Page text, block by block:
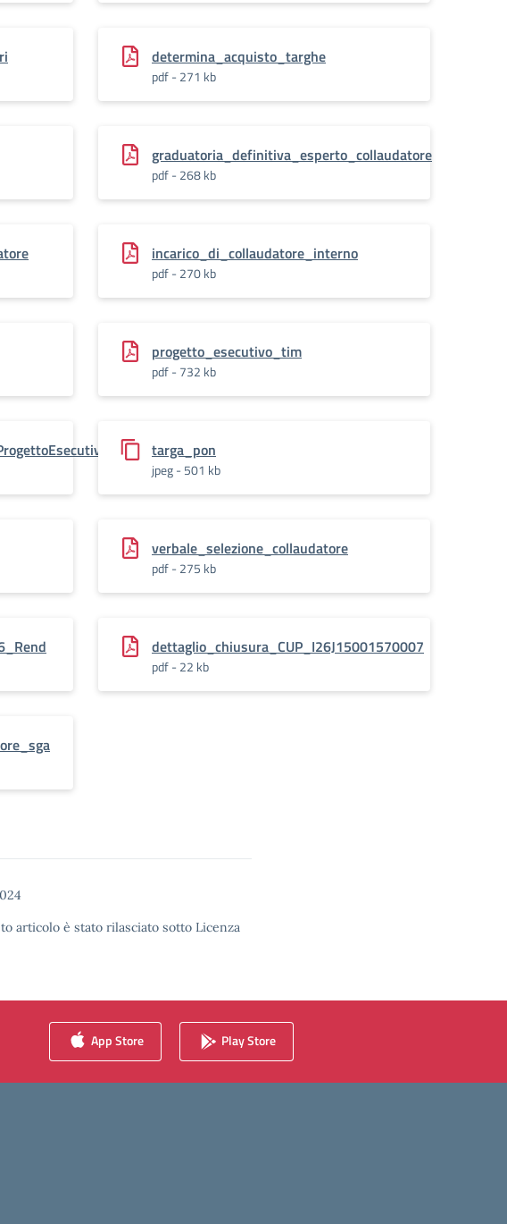
determina_acquisto_targhe
pdf - 271 kb
graduatoria_definitiva_esperto_collaudatore
pdf - 268 kb
incarico_di_collaudatore_interno
pdf - 270 kb
progetto_esecutivo_tim
pdf - 732 kb
targa_pon
jpeg - 501 kb
verbale_selezione_collaudatore
pdf - 275 kb
dettaglio_chiusura_CUP_I26J15001570007
pdf - 22 kb
articolo è stato rilasciato sotto Licenza
App Store Play Store